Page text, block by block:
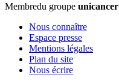
Membredu groupe unicancer
Nous connaître
Espace presse
Mentions légales
Plan du site
Nous écrire